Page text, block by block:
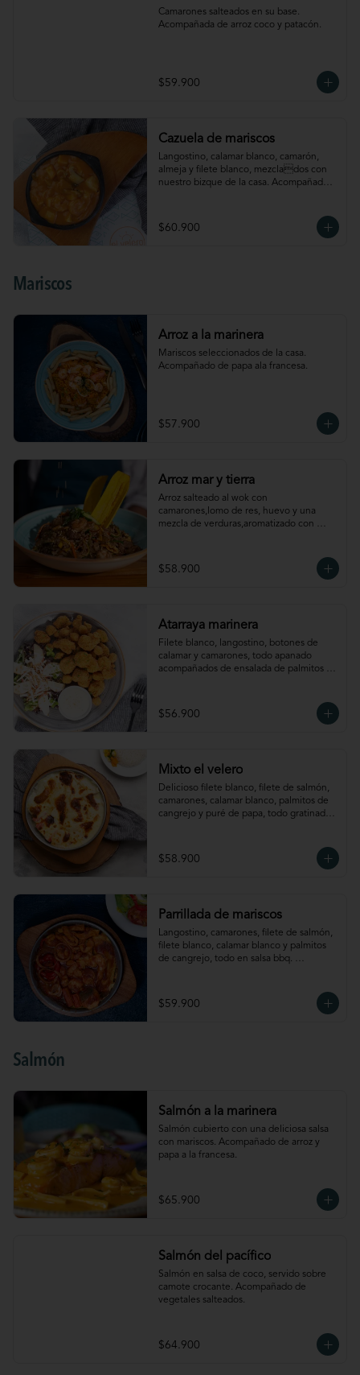
Camarones salteados en su base.
Acompañada de arroz coco y patacón.
$59.900
Cazuela de mariscos
Langostino, calamar blanco, camarón,
almeja y filete blanco, mezclados con
nuestro bizque de la casa. Acompañada
$60.900
Mariscos
Arroz a la marinera
Mariscos seleccionados de la casa.
Acompañado de papa ala francesa.
$57.900
Arroz mar y tierra
Arroz salteado al wok con
camarones,lomo de res, huevo y una
mezcla de verduras,aromatizado con
$58.900
Atarraya marinera
Filete blanco, langostino, botones de
calamar y camarones, todo apanado
acompañados de ensalada de palmitos
$56.900
Mixto el velero
Delicioso filete blanco, filete de salmón,
camarones, calamar blanco, palmitos de
cangrejo y puré de papa, todo gratinado
$58.900
Parrillada de mariscos
Langostino, camarones, filete de salmón,
filete blanco, calamar blanco y palmitos
de cangrejo, todo en salsa bbq.
$59.900
Salmón
Salmón a la marinera
Salmón cubierto con una deliciosa salsa
con mariscos. Acompañado de arroz y
papa a la francesa.
$65.900
Salmón del pacífico
Salmón en salsa de coco, servido sobre
camote crocante. Acompañado de
vegetales salteados.
$64.900